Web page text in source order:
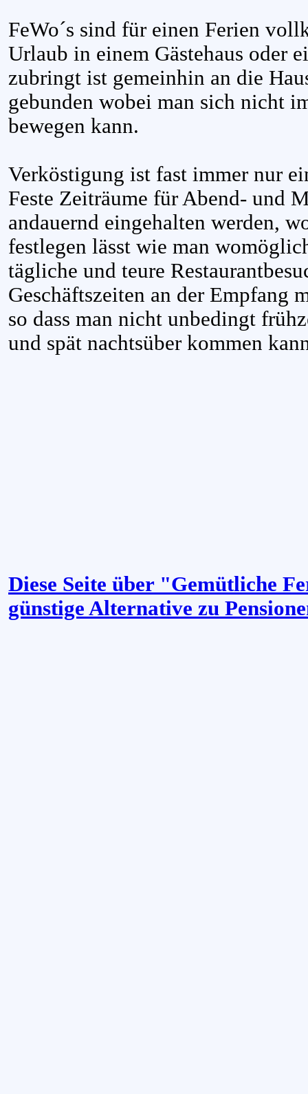
FeWo´s sind für einen Ferien
Urlaub in einem Gästehaus oder
zubringt ist gemeinhin an die
gebunden wobei man sich nicht
bewegen kann.
Verköstigung ist fast immer nur
Feste Zeiträume für Abend- und
andauernd eingehalten werden,
festlegen lässt wie man
tägliche und teure
Geschäftszeiten an der Empfang
so dass man nicht unbedingt
und spät nachtsüber kommen
Diese Seite über "Gemütliche
günstige Alternative zu